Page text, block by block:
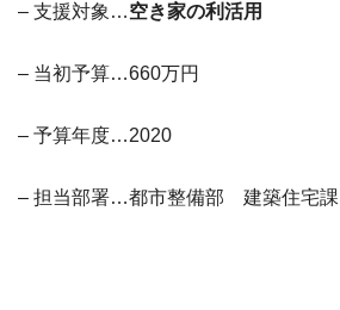
– 支援対象…空き家の利活用
– 当初予算…660万円
– 予算年度…2020
– 担当部署…都市整備部 建築住宅